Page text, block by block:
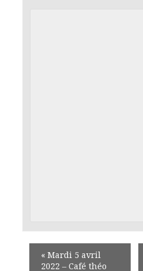
«Mardi 5 avril
2022 – Café théo